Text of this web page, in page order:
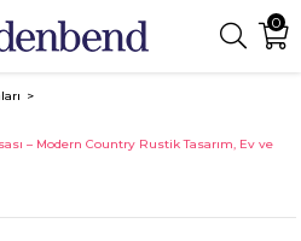
0
– Modern Country Rustik Tasarım, Ev ve